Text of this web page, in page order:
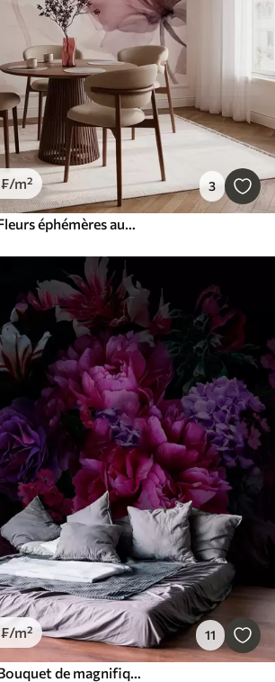
₣/m² 3
Peintures murales Fleurs éphémères aux délicates couleurs pastel
₣/m² 11
Peintures murales Bouquet de magnifiques pivoines